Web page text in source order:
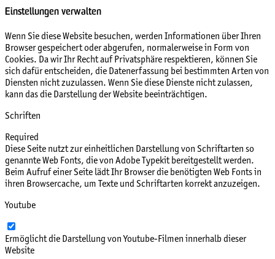
Einstellungen verwalten
Wenn Sie diese Website besuchen, werden Informationen über Ihren
Browser gespeichert oder abgerufen, normalerweise in Form von
Cookies. Da wir Ihr Recht auf Privatsphäre respektieren, können Sie
sich dafür entscheiden, die Datenerfassung bei bestimmten Arten von
Diensten nicht zuzulassen. Wenn Sie diese Dienste nicht zulassen,
kann das die Darstellung der Website beeinträchtigen.
Schriften
Required
Diese Seite nutzt zur einheitlichen Darstellung von Schriftarten so
genannte Web Fonts, die von Adobe Typekit bereitgestellt werden.
Beim Aufruf einer Seite lädt Ihr Browser die benötigten Web Fonts in
ihren Browsercache, um Texte und Schriftarten korrekt anzuzeigen.
Youtube
Ermöglicht die Darstellung von Youtube-Filmen innerhalb dieser
Website